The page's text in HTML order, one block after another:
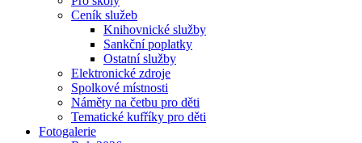
Ceník služeb
Knihovnické služby
Sankční poplatky
Ostatní služby
Elektronické zdroje
Spolkové místnosti
Náměty na četbu pro děti
Tematické kufříky pro děti
Fotogalerie